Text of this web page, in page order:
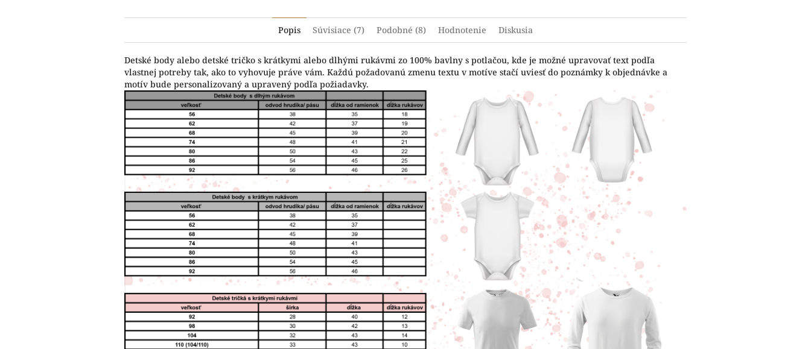
Popis Súvisiace (7) Podobné (8) Hodnotenie Diskusia
Detské body alebo detské tričko s krátkymi alebo dlhými rukávmi zo 100% bavlny s potlačou, kde je možné upravovať text podľa
vlastnej potreby tak, ako to vyhovuje práve vám. Každú požadovanú zmenu textu v motíve stačí uviesť do poznámky k objednávke a
motív bude personalizovaný a upravený podľa požiadavky.